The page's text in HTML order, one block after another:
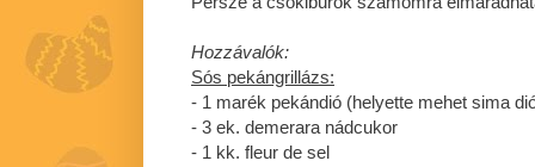
Hozzávalók:
Sós pekángrillázs:
- 1 marék pekándió (helyette mehet sima
- 3 ek. demerara nádcukor
- 1 kk. fleur de sel